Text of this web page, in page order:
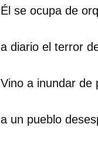
Él se ocupa de
a diario el terror
Vino a inundar de
a un pueblo